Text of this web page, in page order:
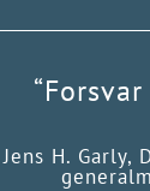
Jens H.